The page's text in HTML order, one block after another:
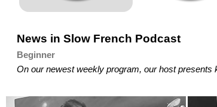
News in Slow French Podcast
Beginner
On our newest weekly program, our host presents